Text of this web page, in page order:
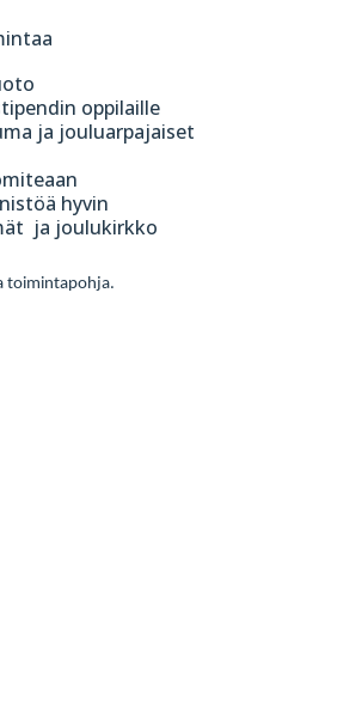
oppilaille
ja jouluarpajaiset
hyvin
ja joulukirkko
toimintapohja.